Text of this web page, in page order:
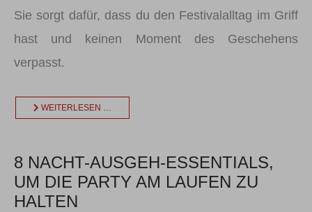
Sie sorgt dafür, dass du den Festivalalltag im Griff
hast und keinen Moment des Geschehens
verpasst.
WEITERLESEN …
8 NACHT-AUSGEH-ESSENTIALS,
UM DIE PARTY AM LAUFEN ZU
HALTEN